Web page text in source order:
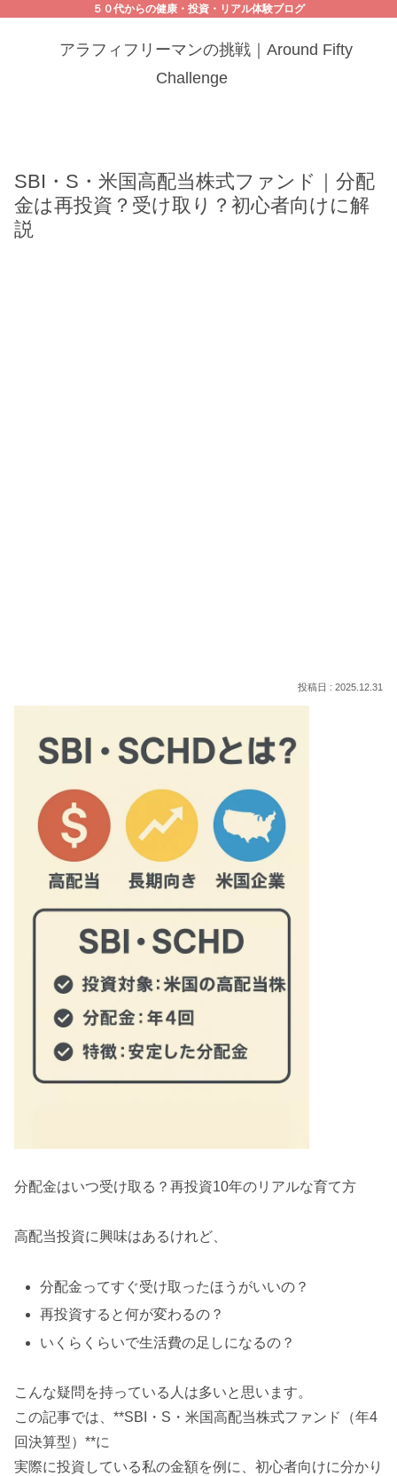
５０代からの健康・投資・リアル体験ブログ
アラフィフリーマンの挑戦｜Around Fifty
Challenge
SBI・S・米国高配当株式ファンド｜分配
金は再投資？受け取り？初心者向けに解
説
2025.12.31
分配金はいつ受け取る？再投資10年のリアルな育て方
高配当投資に興味はあるけれど、
分配金ってすぐ受け取ったほうがいいの？
再投資すると何が変わるの？
いくらくらいで生活費の足しになるの？
こんな疑問を持っている人は多いと思います。
この記事では、**SBI・S・米国高配当株式ファンド（年4
回決算型）**に
実際に投資している私の金額を例に、初心者向けに分かり